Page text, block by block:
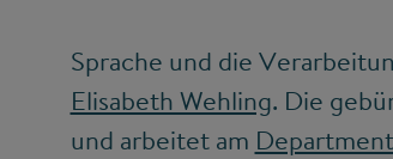
Sprache und die
Elisabeth Wehling. Die
und arbeitet am